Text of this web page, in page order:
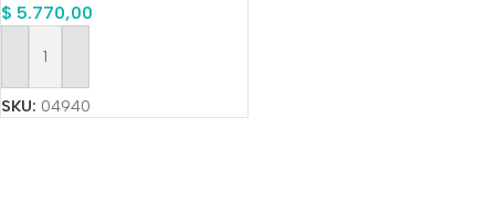
$ 5.770,00
Añadir Al Carrito
SKU: 04940